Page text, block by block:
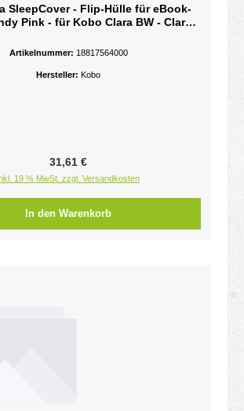
SleepCover - Flip-Hülle für eBook-
Pink - für Kobo Clara BW - Clara
Artikelnummer: 18817564000
Hersteller: Kobo
Regulärer Preis:
31,61 €
19 % MwSt. zzgl. Versandkosten
In den Warenkorb